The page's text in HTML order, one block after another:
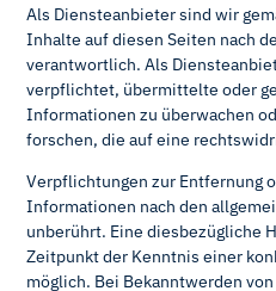
Als Diensteanbieter sind wir
Inhalte auf diesen Seiten nach
verantwortlich. Als
verpflichtet, übermittelte oder
Informationen zu überwachen
forschen, die auf eine
Verpflichtungen zur Entfernung
Informationen nach den
unberührt. Eine diesbezügliche
Zeitpunkt der Kenntnis einer
möglich. Bei Bekanntwerden